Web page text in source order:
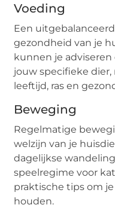
Voeding
Een
gezondheid van je
kunnen je
jouw specifieke
leeftijd, ras en
Beweging
Regelmatige
welzijn van je
dagelijkse
speelregime voor
praktische tips om
houden.